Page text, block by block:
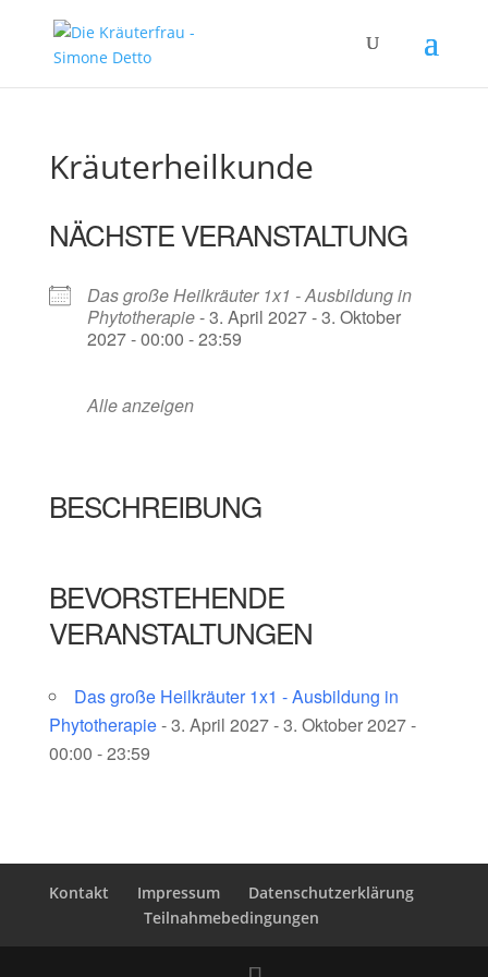
Kräuterheilkunde
NÄCHSTE VERANSTALTUNG
Das große Heilkräuter 1x1 - Ausbildung in
Phytotherapie- 3. April 2027 - 3. Oktober
2027 - 00:00 - 23:59
Alle anzeigen
BESCHREIBUNG
BEVORSTEHENDE
VERANSTALTUNGEN
Das große Heilkräuter 1x1 - Ausbildung in
Phytotherapie- 3. April 2027 - 3. Oktober 2027 -
00:00 - 23:59
Kontakt Impressum
Datenschutzerklärung
Teilnahmebedingungen